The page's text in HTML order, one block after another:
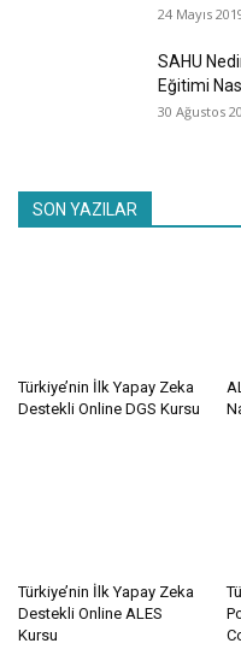
24 Mayıs
SAHU
Eğitimi
30 Ağustos
SON YAZILAR
Türkiye’nin İlk Yapay Zeka
Destekli Online DGS Kursu
Türkiye’nin İlk Yapay Zeka
Destekli Online ALES
Kursu